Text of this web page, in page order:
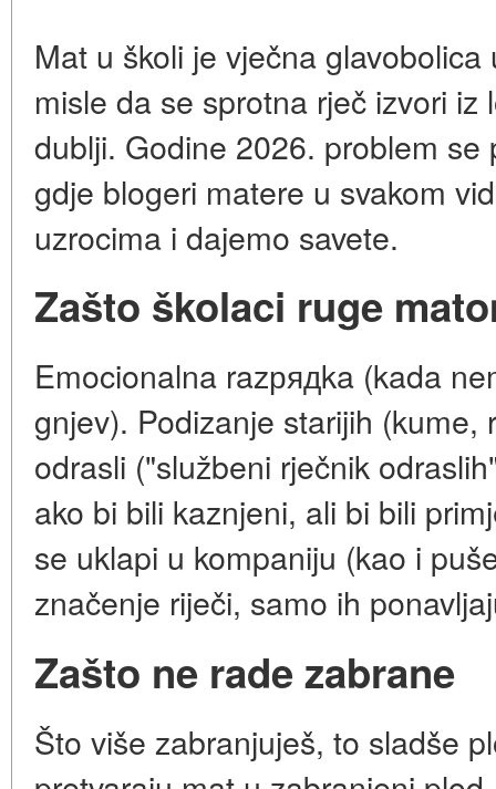
Mat u školi je vječna
misle da se sprotna rječ izvori
dublji. Godine 2026. problem
gdje blogeri matere u svakom
uzrocima i dajemo savete.
Zašto školaci ruge
Emocionalna razрядka (kada
gnjev). Podizanje starijih (kume,
odrasli ("službeni rječnik
ako bi bili kaznjeni, ali bi bili
se uklapi u kompaniju (kao i
značenje riječi, samo ih
Zašto ne rade zabrane
Što više zabranjuješ, to sladše